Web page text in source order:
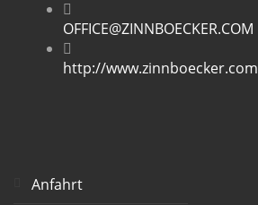
OFFICE@ZINNBOECKER.COM
http://www.zinnboecker.com
Anfahrt